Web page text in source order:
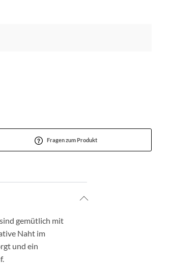
Fragen zum Produkt
gemütlich mit
Naht im
und ein